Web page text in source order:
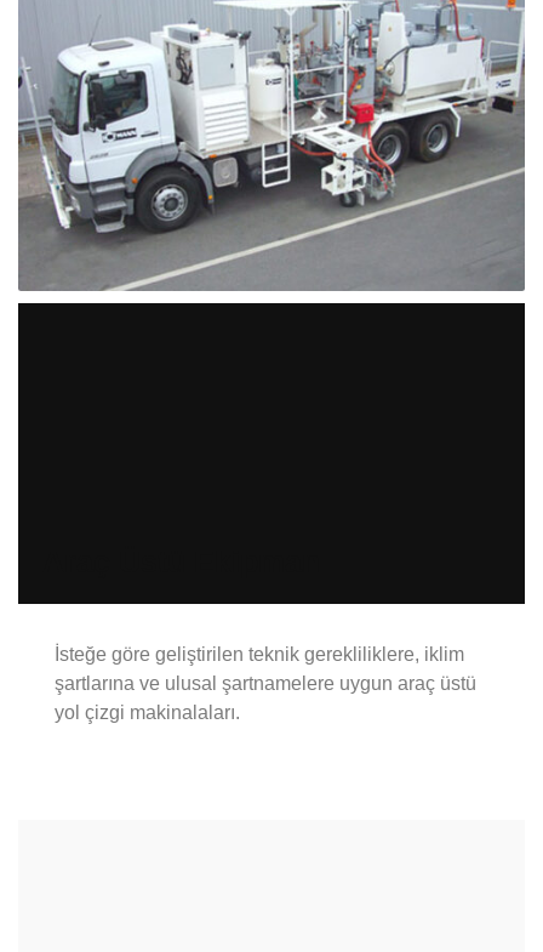
İsteğe göre geliştirilen teknik gerekliliklere, iklim
şartlarına ve ulusal şartnamelere uygun araç üstü
yol çizgi makinalaları.